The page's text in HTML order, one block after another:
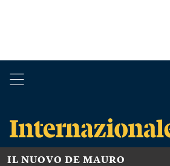
IL NUOVO DE MAURO